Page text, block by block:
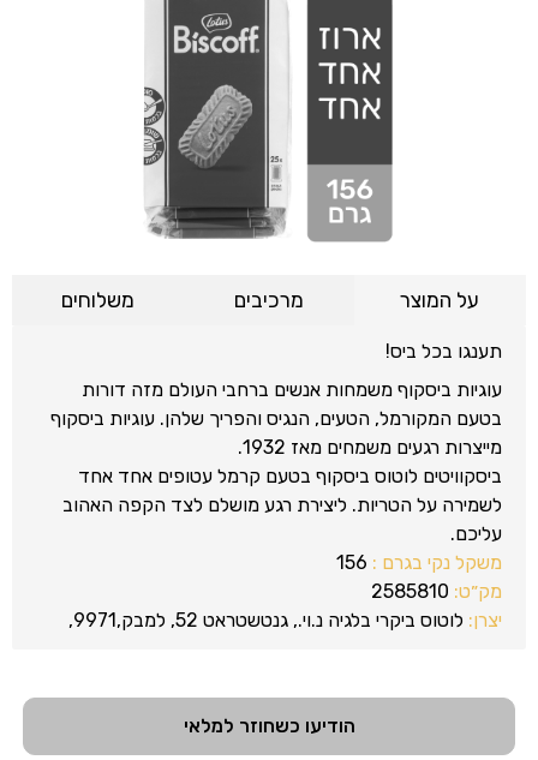
על המוצר מרכיבים משלוחים
תענגו בכל ביס!
עוגיות ביסקוף משמחות אנשים ברחבי העולם מזה דורות
בטעם המקורמל, הטעים, הנגיס והפריך שלהן. עוגיות ביסקוף
מייצרות רגעים משמחים מאז 1932.
ביסקוויטים לוטוס ביסקוף בטעם קרמל עטופים אחד אחד
לשמירה על הטריות. ליצירת רגע מושלם לצד הקפה האהוב
עליכם.
משקל נקי בגרם : 156
מק״ט: 2585810
יצרן:
לוטוס ביקרי בלגיה נ.וי., גנטשטראט 52, למבק,9971,
הודיעו כשחוזר למלאי